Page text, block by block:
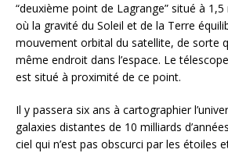
“deuxième point de Lagrange” situé à
où la gravité du Soleil et de la Terre
mouvement orbital du satellite, de sorte
même endroit dans l’espace. Le
est situé à proximité de ce point.
Il y passera six ans à cartographier
galaxies distantes de 10 milliards
ciel qui n’est pas obscurci par les étoiles